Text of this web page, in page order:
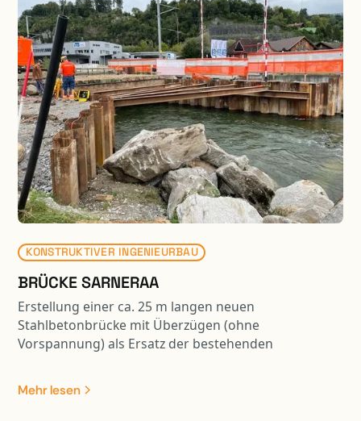
KONSTRUKTIVER INGENIEURBAU
BRÜCKE SARNERAA
Erstellung einer ca. 25 m langen neuen
Stahlbetonbrücke mit Überzügen (ohne
Vorspannung) als Ersatz der bestehenden
seitlich hergestellt und mit einem 700 to
Gittermastkran an die effektive Position versetzt. Das
Mehr lesen